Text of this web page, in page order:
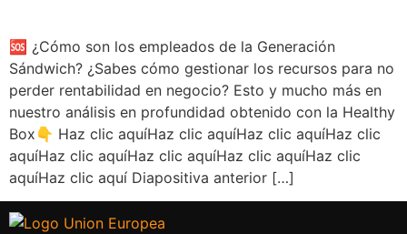
🆘 ¿Cómo son los empleados de la Generación
Sándwich? ¿Sabes cómo gestionar los recursos para no
perder rentabilidad en negocio? Esto y mucho más en
nuestro análisis en profundidad obtenido con la Healthy
Box👇 Haz clic aquíHaz clic aquíHaz clic aquíHaz clic
aquíHaz clic aquíHaz clic aquíHaz clic aquíHaz clic
aquíHaz clic aquí Diapositiva anterior […]